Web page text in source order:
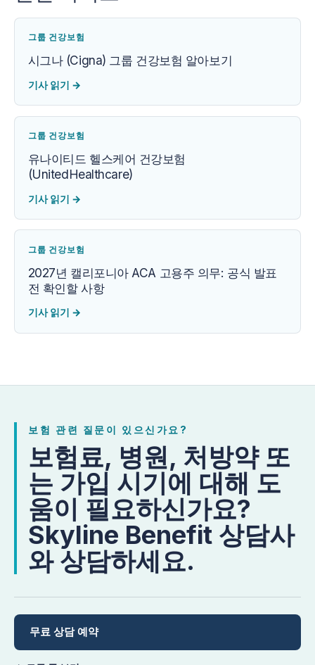
그룹 건강보험
시그나 (Cigna) 그룹 건강보험 알아보기
기사 읽기 →
그룹 건강보험
유나이티드 헬스케어 건강보험
(UnitedHealthcare)
기사 읽기 →
그룹 건강보험
2027년 캘리포니아 ACA 고용주 의무: 공식 발표
전 확인할 사항
기사 읽기 →
보험 관련 질문이 있으신가요?
보험료, 병원, 처방약 또
는 가입 시기에 대해 도
움이 필요하신가요?
Skyline Benefit 상담사
와 상담하세요.
무료 상담 예약